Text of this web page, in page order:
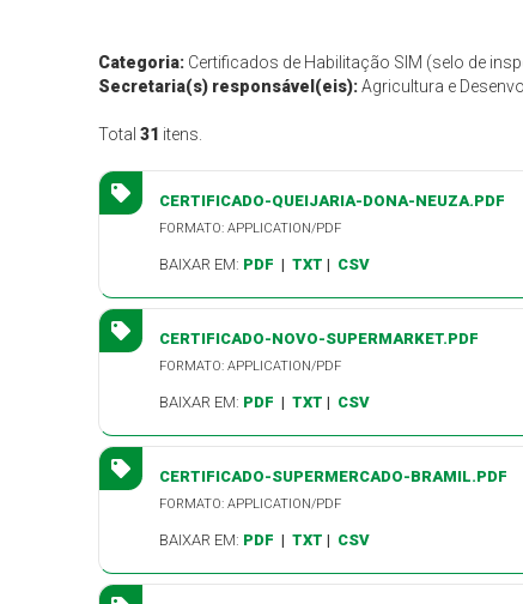
Categoria: Certificados de Habilitação SIM (selo de
Secretaria(s) responsável(eis):Agricultura e
Total31 itens.
CERTIFICADO-QUEIJARIA-DONA-NEUZA.PDF
FORMATO: APPLICATION/PDF
BAIXAR EM: PDF |TXT | CSV
CERTIFICADO-NOVO-SUPERMARKET.PDF
FORMATO: APPLICATION/PDF
BAIXAR EM: PDF |TXT | CSV
CERTIFICADO-SUPERMERCADO-BRAMIL.PDF
FORMATO: APPLICATION/PDF
BAIXAR EM: PDF |TXT | CSV